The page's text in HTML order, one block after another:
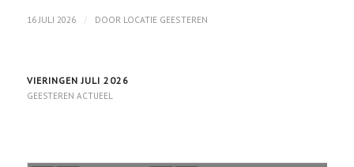
16 JULI 2026 / DOOR LOCATIE GEESTEREN
VIERINGEN JULI 2026
GEESTEREN ACTUEEL